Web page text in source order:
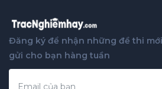
Đăng ký để nhận những đề thi
gửi cho bạn hàng tuần